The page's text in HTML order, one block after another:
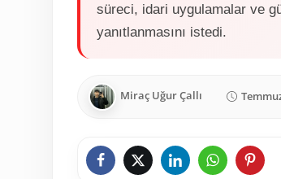
süreci, idari uygulamalar ve
yanıtlanmasını istedi.
Miraç Uğur Çallı